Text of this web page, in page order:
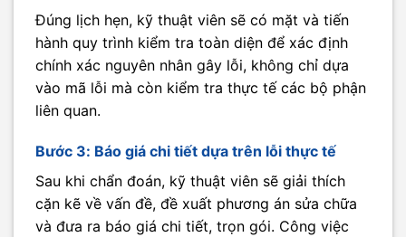
Đúng lịch hẹn, kỹ thuật viên sẽ có mặt và tiến
hành quy trình kiểm tra toàn diện để xác định
chính xác nguyên nhân gây lỗi, không chỉ dựa
vào mã lỗi mà còn kiểm tra thực tế các bộ phận
liên quan.
Bước 3: Báo giá chi tiết dựa trên lỗi thực tế
Sau khi chẩn đoán, kỹ thuật viên sẽ giải thích
cặn kẽ về vấn đề, đề xuất phương án sửa chữa
và đưa ra báo giá chi tiết, trọn gói. Công việc